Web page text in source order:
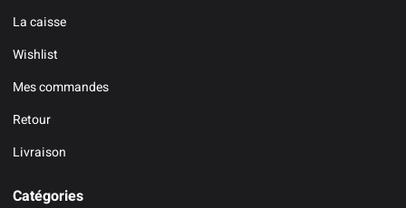
La caisse
Wishlist
Mes commandes
Retour
Livraison
Catégories